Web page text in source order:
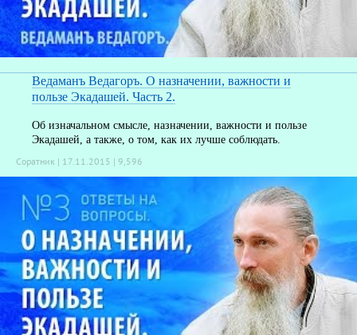
Ведаманъ Ведагоръ. О назначении, важности и
пользе Экадашей. Часть 2.
Об изначальном смысле, назначении, важности и пользе
Экадашей, а также, о том, как их лучше соблюдать.
Соратник | 17.11.2015 | 9,596